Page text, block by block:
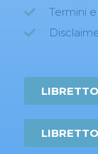
Termini